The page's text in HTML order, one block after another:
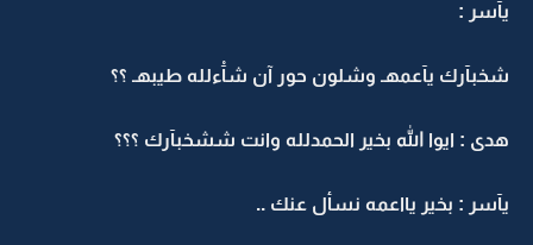
يآسر :
شخبآرك يآعمهـ وشلون حور آن شآْءلله طيبهـ ؟؟
هدى : ايوا الله بخير الحمدلله وانت ششخبآرك ؟؟؟
يآسر : بخير يااعمه نسأل عنك ..